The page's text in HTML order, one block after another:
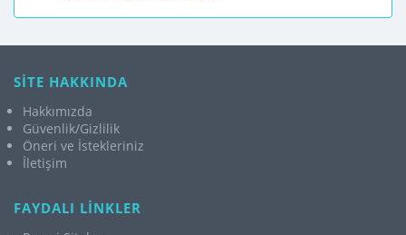
SİTE HAKKINDA
Hakkımızda
Güvenlik/Gizlilik
Öneri ve İstekleriniz
İletişim
FAYDALI LİNKLER